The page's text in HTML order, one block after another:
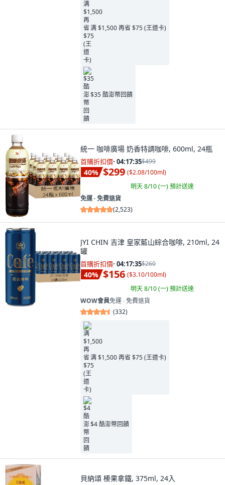
满 $1,500 再省 $75 (王道卡)
$35 酷澎幣回饋
統一 咖啡廣場 奶香特調咖啡, 600ml, 24瓶
首購折扣價· 04:17:34$499
40% $299 ($2.08/100ml)
明天 8/10 (一)預計送達
免運 ∙ 免費退貨
(2,523)
JYI CHIN 吉津 皇家藍山綜合咖啡, 210ml, 24
罐
首購折扣價· 04:17:34$260
40% $156 ($3.10/100ml)
明天 8/10 (一)預計送達
WOW會員免運 ∙ 免費退貨
(332)
满 $1,500 再省 $75 (王道卡)
$4 酷澎幣回饋
貝納頌 榛果拿鐵, 375ml, 24入